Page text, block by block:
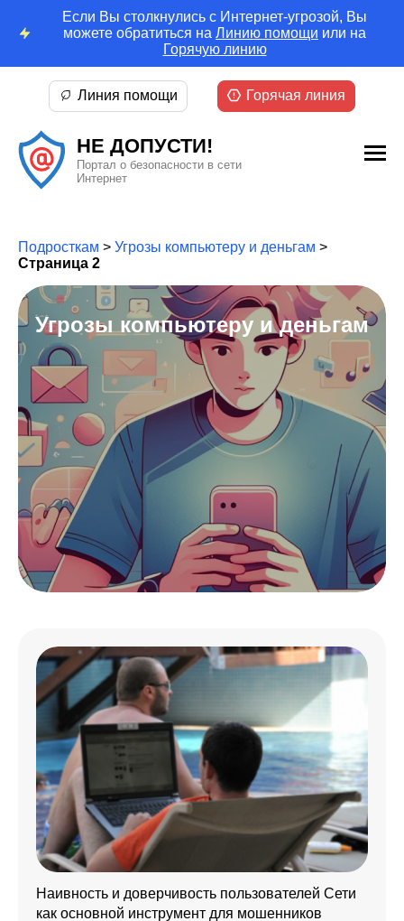
Если Вы столкнулись с Интернет-угрозой, Вы
можете обратиться на Линию помощи или на
Горячую линию
НЕ ДОПУСТИ!
Портал о безопасности в сети
Интернет
Линия помощи Горячая линия
Подросткам > Угрозы компьютеру и деньгам >
Страница 2
Угрозы компьютеру и деньгам
Наивность и доверчивость пользователей Сети
как основной инструмент для мошенников